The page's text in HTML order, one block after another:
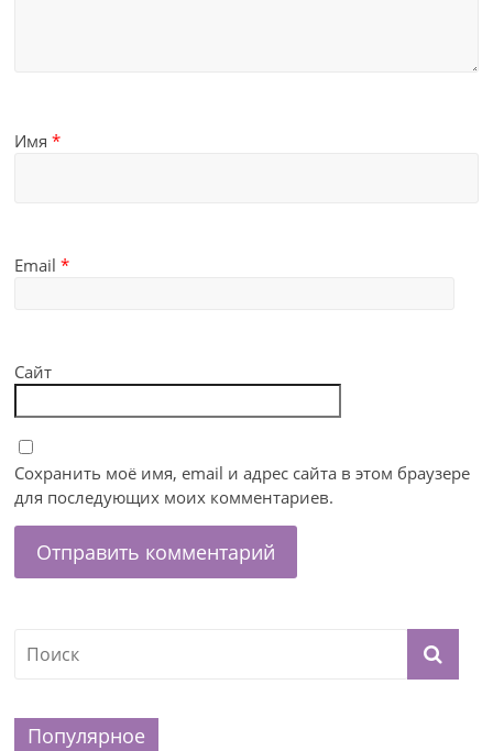
Имя*
Email*
Сайт
Сохранить моё имя, email и адрес сайта в этом браузере
для последующих моих комментариев.
Популярное